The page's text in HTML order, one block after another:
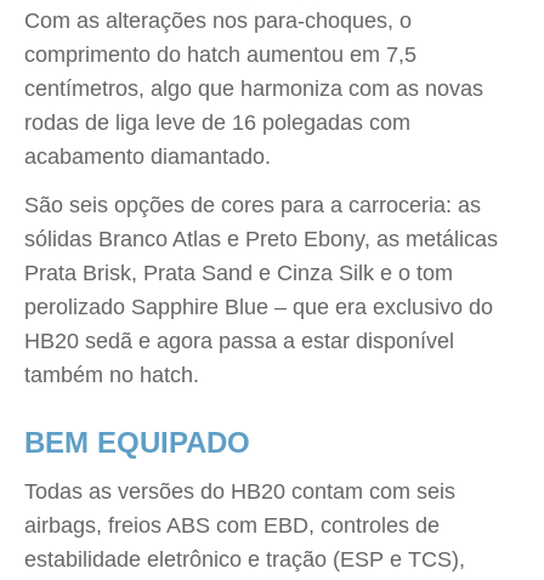
Com as alterações nos para-choques, o
comprimento do hatch aumentou em 7,5
centímetros, algo que harmoniza com as novas
rodas de liga leve de 16 polegadas com
acabamento diamantado.
São seis opções de cores para a carroceria: as
sólidas Branco Atlas e Preto Ebony, as metálicas
Prata Brisk, Prata Sand e Cinza Silk e o tom
perolizado Sapphire Blue – que era exclusivo do
HB20 sedã e agora passa a estar disponível
também no hatch.
BEM EQUIPADO
Todas as versões do HB20 contam com seis
airbags, freios ABS com EBD, controles de
estabilidade eletrônico e tração (ESP e TCS),